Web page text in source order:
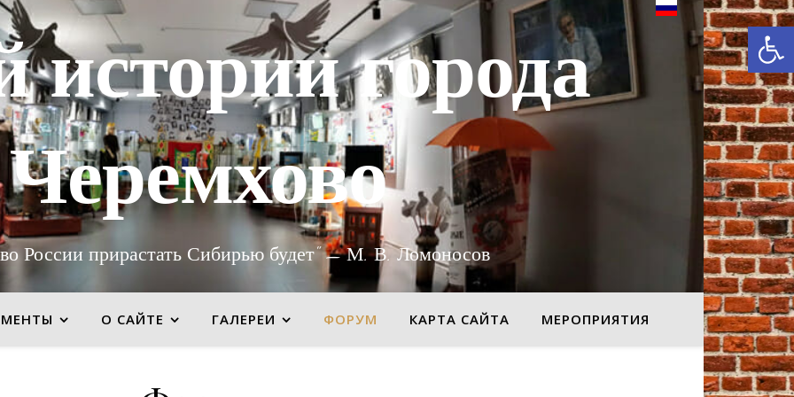
истории города
Черемхово
России прирастать Сибирью будет" — М. В. Ломоносов
О САЙТЕ ГАЛЕРЕИ ФОРУМ КАРТА САЙТА МЕРОПРИЯТИЯ